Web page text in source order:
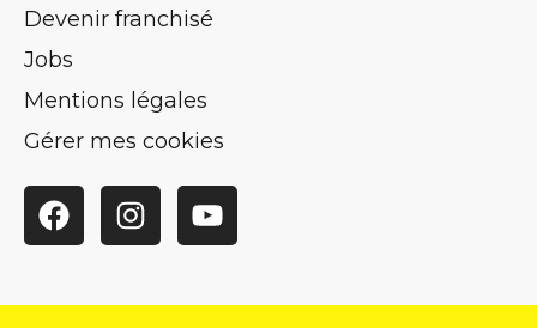
Devenir franchisé
Jobs
Mentions légales
Gérer mes cookies
FacebookInstagramYouTube